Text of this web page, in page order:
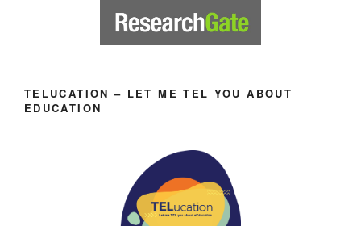
TELUCATION – LET ME TEL YOU ABOUT
EDUCATION